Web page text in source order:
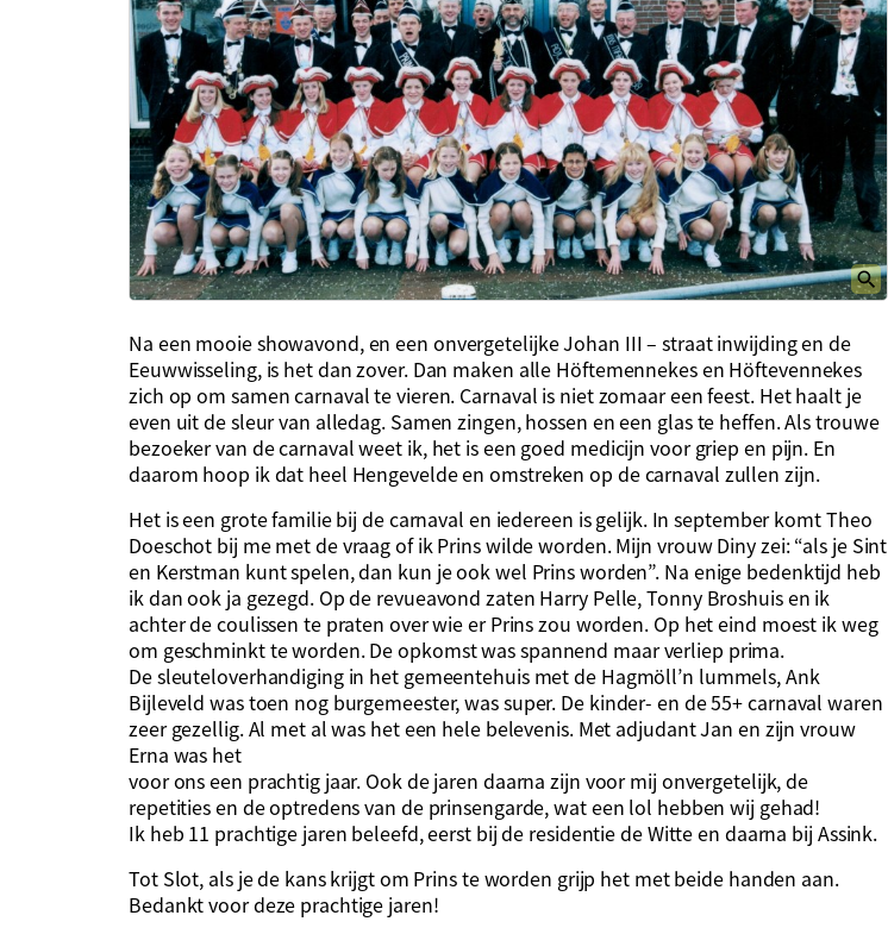
Na een mooie showavond, en een onvergetelijke Johan III – straat inwijding en de
Eeuwwisseling, is het dan zover. Dan maken alle Höftemennekes en Höftevennekes
zich op om samen carnaval te vieren. Carnaval is niet zomaar een feest. Het haalt je
even uit de sleur van alledag. Samen zingen, hossen en een glas te heffen. Als trouwe
bezoeker van de carnaval weet ik, het is een goed medicijn voor griep en pijn. En
daarom hoop ik dat heel Hengevelde en omstreken op de carnaval zullen zijn.
Het is een grote familie bij de carnaval en iedereen is gelijk. In september komt Theo
Doeschot bij me met de vraag of ik Prins wilde worden. Mijn vrouw Diny zei: “als je Sint
en Kerstman kunt spelen, dan kun je ook wel Prins worden”. Na enige bedenktijd heb
ik dan ook ja gezegd. Op de revueavond zaten Harry Pelle, Tonny Broshuis en ik
achter de coulissen te praten over wie er Prins zou worden. Op het eind moest ik weg
om geschminkt te worden. De opkomst was spannend maar verliep prima.
De sleuteloverhandiging in het gemeentehuis met de Hagmöll’n lummels, Ank
Bijleveld was toen nog burgemeester, was super. De kinder- en de 55+ carnaval waren
zeer gezellig. Al met al was het een hele belevenis. Met adjudant Jan en zijn vrouw
Erna was het
voor ons een prachtig jaar. Ook de jaren daarna zijn voor mij onvergetelijk, de
repetities en de optredens van de prinsengarde, wat een lol hebben wij gehad!
Ik heb 11 prachtige jaren beleefd, eerst bij de residentie de Witte en daarna bij Assink.
Tot Slot, als je de kans krijgt om Prins te worden grijp het met beide handen aan.
Bedankt voor deze prachtige jaren!